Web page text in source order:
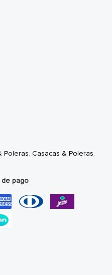
Poleras, Casacas & Poleras,
pago